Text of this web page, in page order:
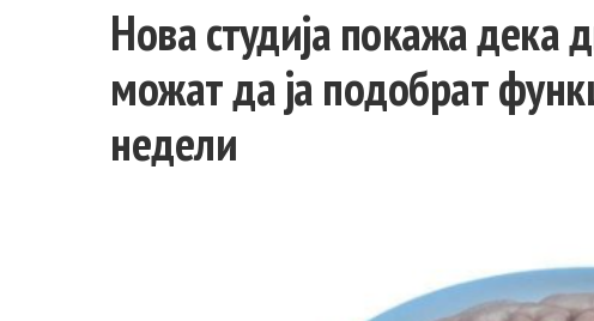
Нова студија покажа дека
можат да ја подобрат
недели